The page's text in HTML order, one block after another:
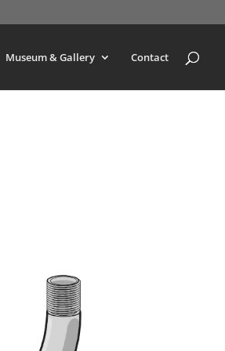
Museum & Gallery Contact